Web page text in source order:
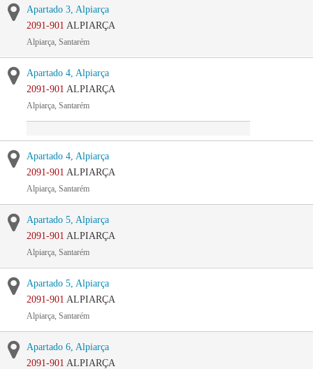
Apartado 3, Alpiarça
2091-901 ALPIARÇA
Alpiarça, Santarém
Apartado 4, Alpiarça
2091-901 ALPIARÇA
Alpiarça, Santarém
Apartado 4, Alpiarça
2091-901 ALPIARÇA
Alpiarça, Santarém
Apartado 5, Alpiarça
2091-901 ALPIARÇA
Alpiarça, Santarém
Apartado 5, Alpiarça
2091-901 ALPIARÇA
Alpiarça, Santarém
Apartado 6, Alpiarça
2091-901 ALPIARÇA